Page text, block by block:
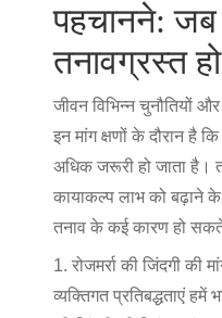
पहचानने:
तनावग्रस्त
जीवन विभिन्न चुनौतियों
इन मांग क्षणों के दौरान
अधिक जरूरी हो जाता है।
कायाकल्प लाभ को बढ़ाने
तनाव के कई कारण हो
1. रोजमर्रा की जिंदगी की
व्यक्तिगत प्रतिबद्धताएं हमें